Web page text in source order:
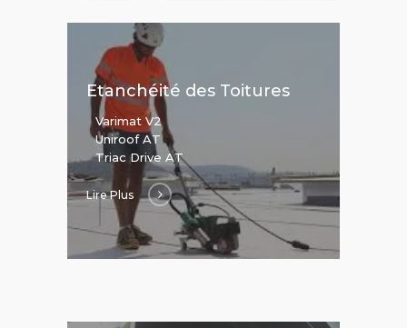
Etanchéité des Toitures
Varimat V2
Uniroof AT
Triac Drive AT
Lire Plus